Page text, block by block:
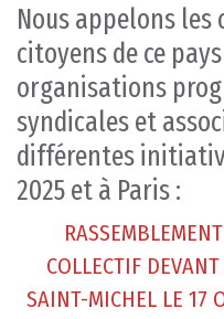
Nous appelons
citoyens de ce
organisations
syndicales et
différentes
2025 et à Paris :
COLLECTIF
SAINT-MICHEL LE 17